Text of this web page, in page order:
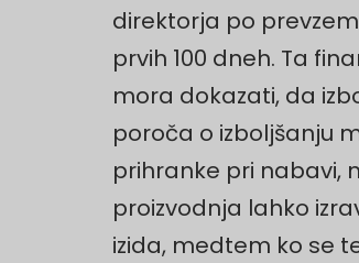
direktorja po
prvih 100 dneh. Ta
mora dokazati, da
poroča o izboljšanju
prihranke pri nabavi,
proizvodnja lahko
izida, medtem ko se